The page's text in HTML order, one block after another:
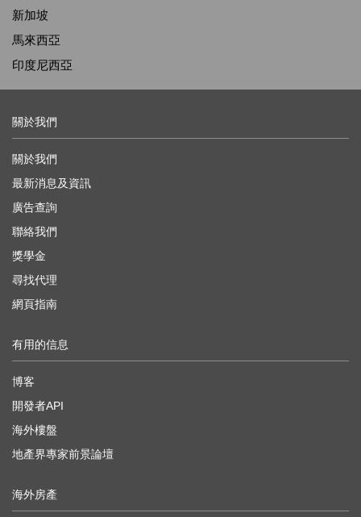
新加坡
馬來西亞
印度尼西亞
關於我們
關於我們
最新消息及資訊
廣告查詢
聯絡我們
獎學金
尋找代理
網頁指南
有用的信息
博客
開發者API
海外樓盤
地產界專家前景論壇
海外房產